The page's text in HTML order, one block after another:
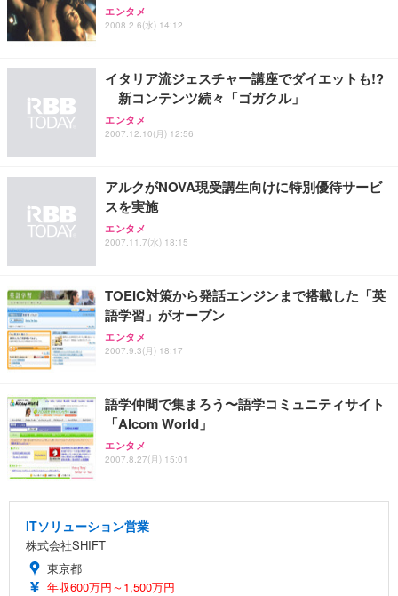
エンタメ
2008.2.6(水) 14:12
イタリア流ジェスチャー講座でダイエットも!?
新コンテンツ続々「ゴガクル」
エンタメ
2007.12.10(月) 12:56
アルクがNOVA現受講生向けに特別優待サービ
スを実施
エンタメ
2007.11.7(水) 18:15
TOEIC対策から発話エンジンまで搭載した「英
語学習」がオープン
エンタメ
2007.9.3(月) 18:17
語学仲間で集まろう〜語学コミュニティサイト
「Alcom World」
エンタメ
2007.8.27(月) 15:01
ITソリューション営業
株式会社SHIFT
東京都
年収600万円～1,500万円